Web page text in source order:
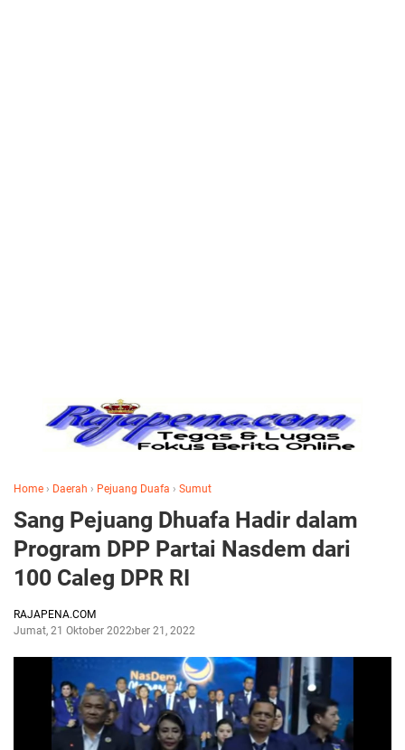
Home › Daerah › Pejuang Duafa › Sumut
Sang Pejuang Dhuafa Hadir dalam
Program DPP Partai Nasdem dari
100 Caleg DPR RI
RAJAPENA.COM
Jumat, 21 Oktober 2022Oktober 21, 2022